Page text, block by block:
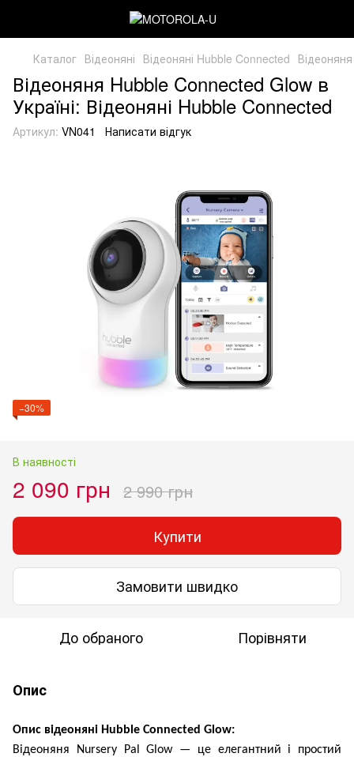
Каталог Відеоняні Відеоняні Hubble Connected
Відеоняня Hubble Connected Glow в
Україні: Відеоняні Hubble Connected
Артикул: VN041 Написати відгук
−30%
В наявності
2 090 грн 2 990 грн
Купити
Замовити швидко
До обраного Порівняти
Опис
Опис відеоняні Hubble Connected Glow:
Відеоняня Nursery Pal Glow — це елегантний і простий